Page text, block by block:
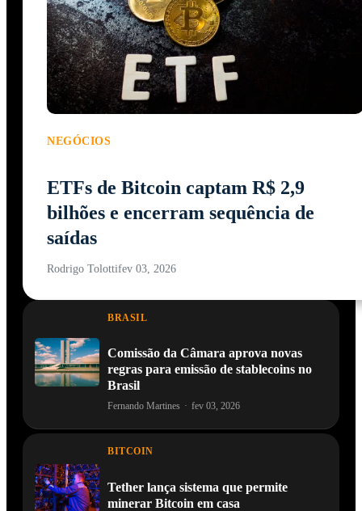
NEGÓCIOS
ETFs de Bitcoin captam R$ 2,9
bilhões e encerram sequência de
saídas
Rodrigo Tolottifev 03, 2026
BRASIL
Comissão da Câmara aprova novas
regras para emissão de stablecoins no
Brasil
Fernando Martines · fev 03, 2026
BITCOIN
Tether lança sistema que permite
minerar Bitcoin em casa